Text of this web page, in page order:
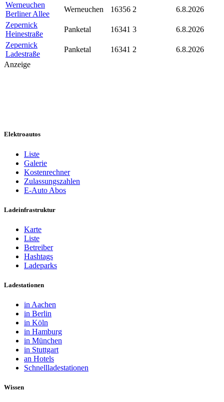
Werneuchen
Berliner Allee
Werneuchen 16356 2
6.8.2026
Zepernick
Heinestraße
Panketal 16341 3
6.8.2026
Zepernick
Ladestraße
Panketal 16341 2
6.8.2026
Anzeige
Elektroautos
Liste
Galerie
Kostenrechner
Zulassungszahlen
E-Auto Abos
Ladeinfrastruktur
Karte
Liste
Betreiber
Hashtags
Ladeparks
Ladestationen
in Aachen
in Berlin
in Köln
in Hamburg
in München
in Stuttgart
an Hotels
Schnellladestationen
Wissen